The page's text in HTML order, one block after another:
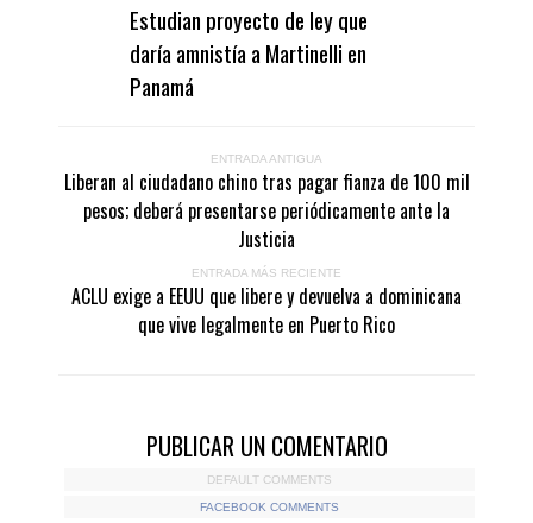
Estudian proyecto de ley que
daría amnistía a Martinelli en
Panamá
ENTRADA ANTIGUA
Liberan al ciudadano chino tras pagar fianza de 100 mil
pesos; deberá presentarse periódicamente ante la
Justicia
ENTRADA MÁS RECIENTE
ACLU exige a EEUU que libere y devuelva a dominicana
que vive legalmente en Puerto Rico
PUBLICAR UN COMENTARIO
DEFAULT COMMENTS
FACEBOOK COMMENTS